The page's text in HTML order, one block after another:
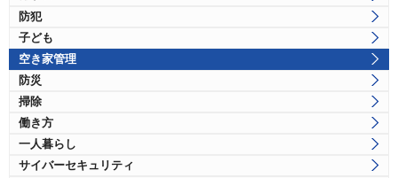
防犯
子ども
空き家管理
防災
掃除
働き方
一人暮らし
サイバーセキュリティ